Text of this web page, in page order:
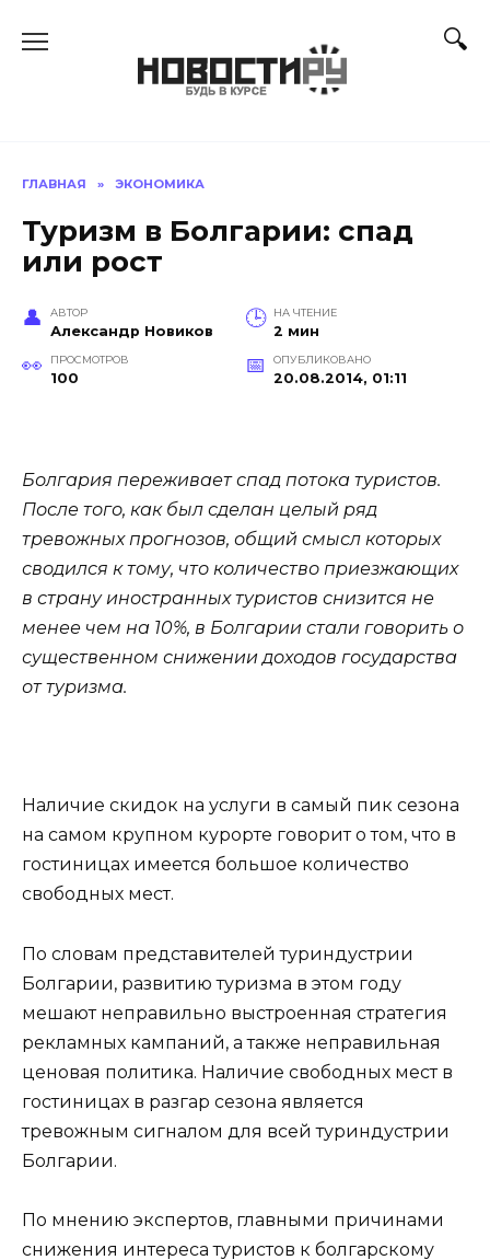
ГЛАВНАЯ » ЭКОНОМИКА
Туризм в Болгарии: спад
или рост
АВТОР
Александр Новиков
НА ЧТЕНИЕ
2 мин
ПРОСМОТРОВ
100
ОПУБЛИКОВАНО
20.08.2014, 01:11
Болгария переживает спад потока туристов.
После того, как был сделан целый ряд
тревожных прогнозов, общий смысл которых
сводился к тому, что количество приезжающих
в страну иностранных туристов снизится не
менее чем на 10%, в Болгарии стали говорить о
существенном снижении доходов государства
от туризма.
Наличие скидок на услуги в самый пик сезона
на самом крупном курорте говорит о том, что в
гостиницах имеется большое количество
свободных мест.
По словам представителей туриндустрии
Болгарии, развитию туризма в этом году
мешают неправильно выстроенная стратегия
рекламных кампаний, а также неправильная
ценовая политика. Наличие свободных мест в
гостиницах в разгар сезона является
тревожным сигналом для всей туриндустрии
Болгарии.
По мнению экспертов, главными причинами
снижения интереса туристов к болгарскому